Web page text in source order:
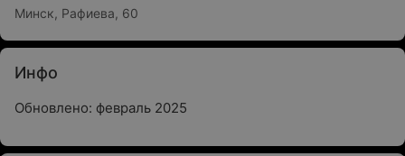
Минск, Рафиева, 60
Инфо
Обновлено: февраль 2025